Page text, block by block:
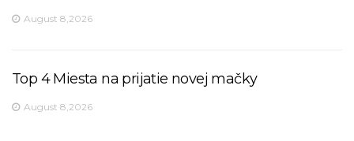
August 8,2026
Top 4 Miesta na prijatie novej mačky
August 8,2026